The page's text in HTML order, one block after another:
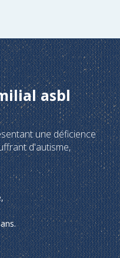
asbl
une déficience
d'autisme,